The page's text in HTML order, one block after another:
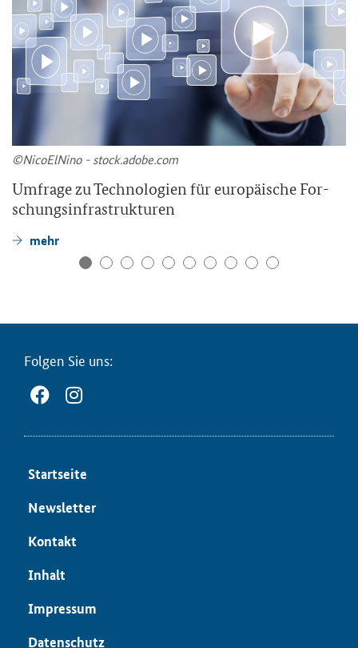
©Ni­co­ElNi­no - stock.adobe.com
Um­fra­ge zu Tech­no­lo­gien für eu­ro­päi­sche For­
schungs­in­fra­struk­tu­ren
mehr
Fol­gen Sie uns:
Start­sei­te
News­let­ter
Kon­takt
In­halt
Im­pres­sum
Da­ten­schutz